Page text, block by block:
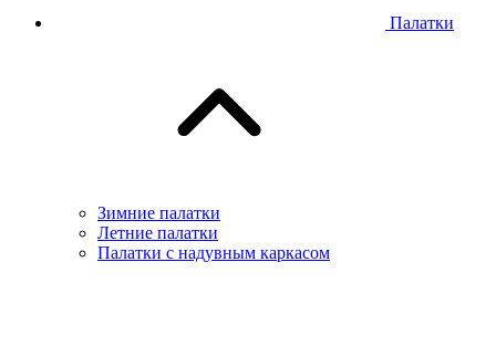
Палатки
Зимние палатки
Летние палатки
Палатки с надувным каркасом